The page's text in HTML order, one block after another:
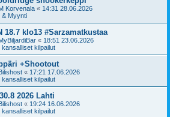
Korvenala « 14:31 28.06.2026
& Myynti
18.7 klo13 #Sarzamatkustaa
« 18:51 23.06.2026
kansalliset kilpailut
+Shootout
« 17:21 17.06.2026
kansalliset kilpailut
2026 Lahti
« 19:24 16.06.2026
kansalliset kilpailut